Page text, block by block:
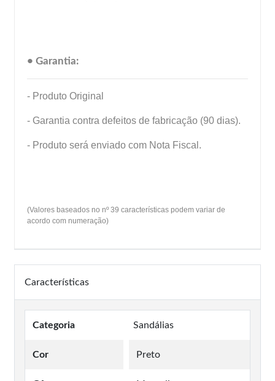
• Garantia:
- Produto Original
- Garantia contra defeitos de fabricação (90 dias).
- Produto será enviado com Nota Fiscal.
(Valores baseados no nº 39 características podem variar de
acordo com numeração)
Características
Categoria Sandálias
Cor Preto